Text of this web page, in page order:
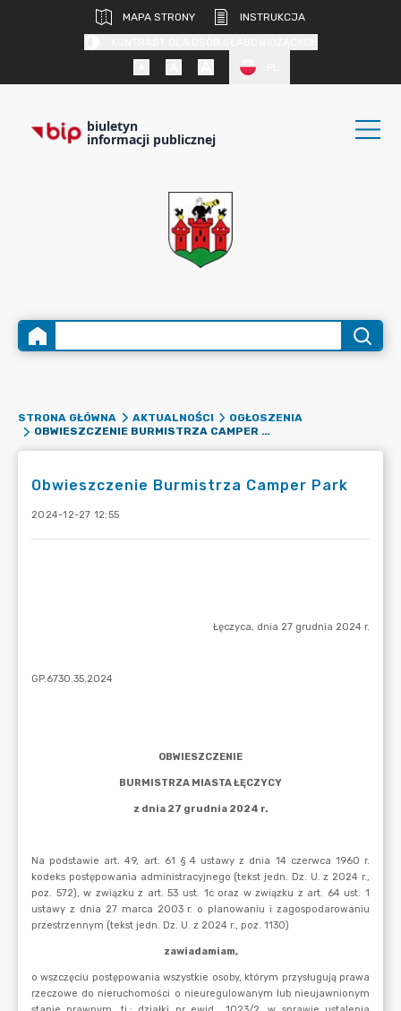
MAPA STRONY
INSTRUKCJA
biuletyn
informacji publicznej
STRONA GŁÓWNA AKTUALNOŚCI
OGŁOSZENIA
OBWIESZCZENIE BURMISTRZA CAMPER PARK
Obwieszczenie Burmistrza Camper Park
2024-12-27 12:55